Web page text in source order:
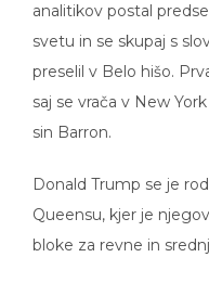
analitikov postal
svetu in se skupaj s
preselil v Belo hišo.
saj se vrača v New
sin Barron.
Donald Trump se je
Queensu, kjer je
bloke za revne in